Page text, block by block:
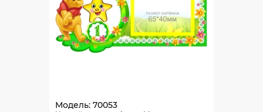
Модель: 70053